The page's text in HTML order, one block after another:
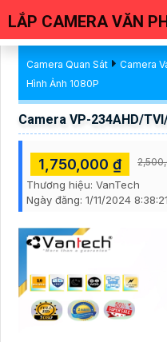
LẮP CAMERA VĂN
Camera Quan Sát Camera
Hình Ảnh 1080P
Camera VP-234AHD/
1,750,000 ₫
Thương hiệu: VanTech
Ngày đăng: 1/11/2024